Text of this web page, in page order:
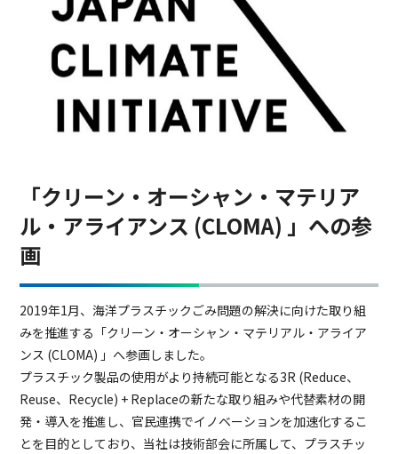
「クリーン・オーシャン・マテリア
ル・アライアンス (CLOMA) 」への参
画
2019年1月、海洋プラスチックごみ問題の解決に向けた取り組
みを推進する「クリーン・オーシャン・マテリアル・アライア
ンス (CLOMA) 」へ参画しました。
プラスチック製品の使用がより持続可能となる3R (Reduce、
Reuse、Recycle) + Replaceの新たな取り組みや代替素材の開
発・導入を推進し、官民連携でイノベーションを加速化するこ
とを目的としており、当社は技術部会に所属して、プラスチッ